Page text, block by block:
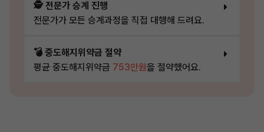
🕵️ 전문가 승계 진행
전문가가 모든 승계과정을 직접 대행해 드려요.
💣 중도해지위약금 절약
평균 중도해지위약금 753만원을 절약했어요.